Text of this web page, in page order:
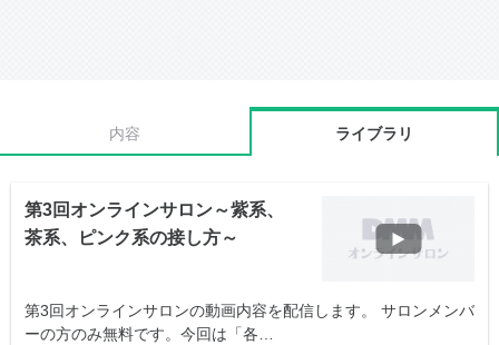
内容 ライブラリ
第3回オンラインサロン～紫系、
茶系、ピンク系の接し方～
第3回オンラインサロンの動画内容を配信します。 サロンメンバ
ーの方のみ無料です。今回は「各…